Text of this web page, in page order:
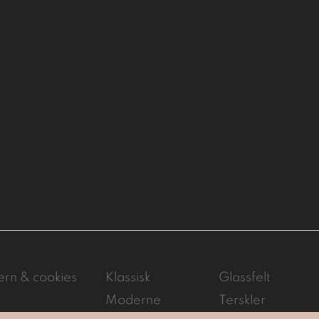
& cookies
Klassisk
Moderne
Glassfelt
Terskler